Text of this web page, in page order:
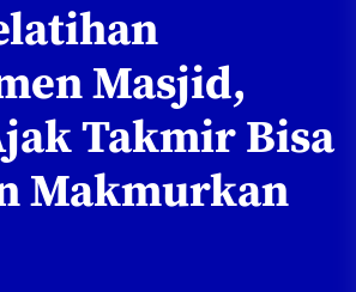
Masjid,
Takmir Bisa
Makmurkan